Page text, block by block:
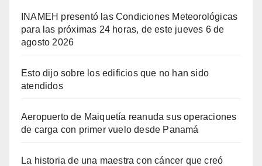
INAMEH presentó las Condiciones Meteorológicas
para las próximas 24 horas, de este jueves 6 de
agosto 2026
Esto dijo sobre los edificios que no han sido
atendidos
Aeropuerto de Maiquetía reanuda sus operaciones
de carga con primer vuelo desde Panamá
La historia de una maestra con cáncer que creó